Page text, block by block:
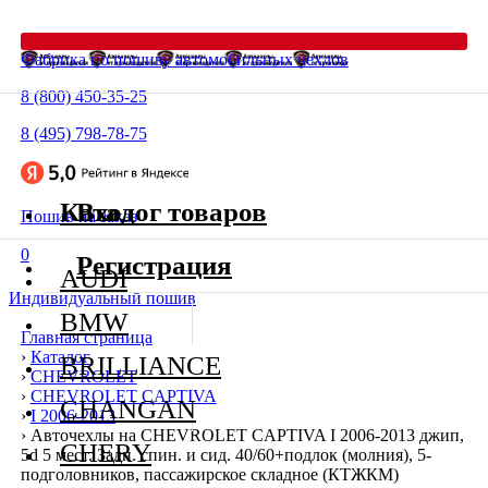
Фабрика по пошиву автомобильных чехлов
8 (800) 450-35-25
8 (495) 798-78-75
Пошив на заказ
0
Индивидуальный пошив
Главная страница
› Каталог
› CHEVROLET
› CHEVROLET CAPTIVA
› I 2006-2013
› Авточехлы на CHEVROLET CAPTIVA I 2006-2013 джип,
5d 5 мест. Задн. спин. и сид. 40/60+подлок (молния), 5-
подголовников, пассажирское складное (КТЖКМ)
Каталог товаров
AUDI
BMW
BRILLIANCE
CHANGAN
CHERY
Вход
Регистрация